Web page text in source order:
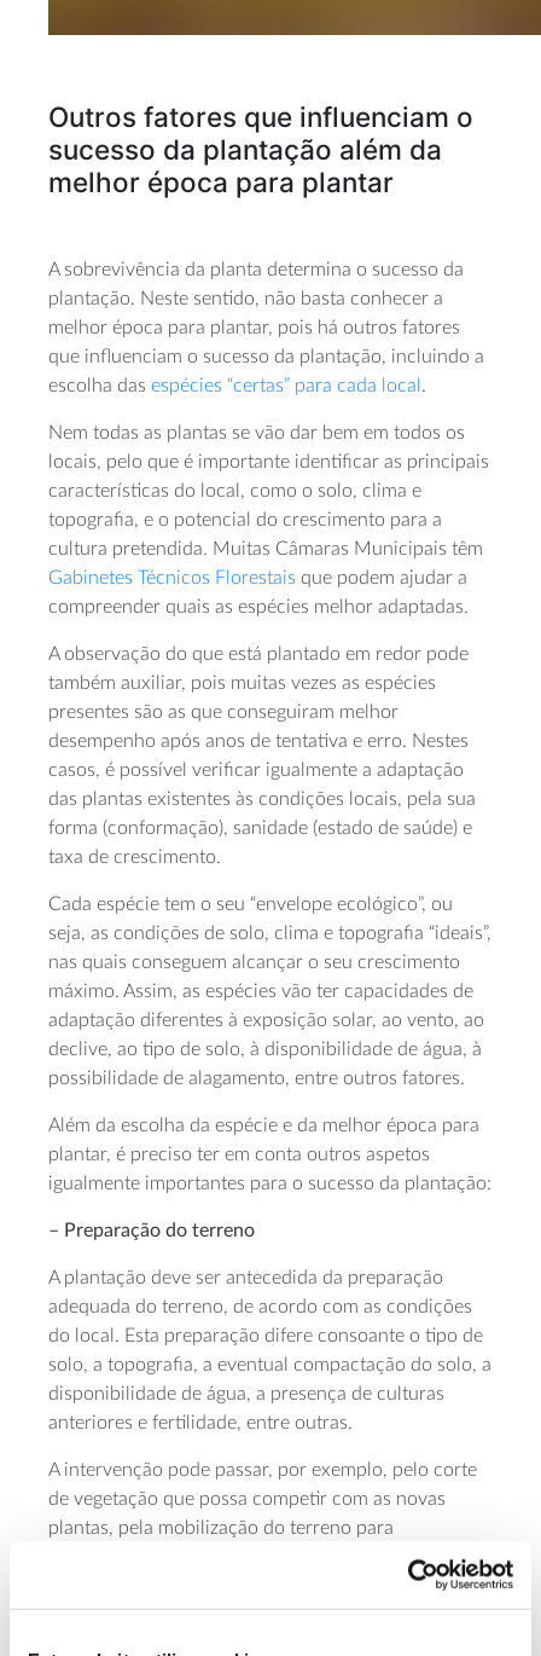
Outros fatores que influenciam o
sucesso da plantação além da
melhor época para plantar
A sobrevivência da planta determina o sucesso da
plantação. Neste sentido, não basta conhecer a
melhor época para plantar, pois há outros fatores
que influenciam o sucesso da plantação, incluindo a
escolha das espécies “certas” para cada local.
Nem todas as plantas se vão dar bem em todos os
locais, pelo que é importante identificar as principais
características do local, como o solo, clima e
topografia, e o potencial do crescimento para a
cultura pretendida. Muitas Câmaras Municipais têm
Gabinetes Técnicos Florestais que podem ajudar a
compreender quais as espécies melhor adaptadas.
A observação do que está plantado em redor pode
também auxiliar, pois muitas vezes as espécies
presentes são as que conseguiram melhor
desempenho após anos de tentativa e erro. Nestes
casos, é possível verificar igualmente a adaptação
das plantas existentes às condições locais, pela sua
forma (conformação), sanidade (estado de saúde) e
taxa de crescimento.
Cada espécie tem o seu “envelope ecológico”, ou
seja, as condições de solo, clima e topografia “ideais”,
nas quais conseguem alcançar o seu crescimento
máximo. Assim, as espécies vão ter capacidades de
adaptação diferentes à exposição solar, ao vento, ao
declive, ao tipo de solo, à disponibilidade de água, à
possibilidade de alagamento, entre outros fatores.
Além da escolha da espécie e da melhor época para
plantar, é preciso ter em conta outros aspetos
igualmente importantes para o sucesso da plantação:
– Preparação do terreno
A plantação deve ser antecedida da preparação
adequada do terreno, de acordo com as condições
do local. Esta preparação difere consoante o tipo de
solo, a topografia, a eventual compactação do solo, a
disponibilidade de água, a presença de culturas
anteriores e fertilidade, entre outras.
A intervenção pode passar, por exemplo, pelo corte
de vegetação que possa competir com as novas
plantas, pela mobilização do terreno para
permeabilidade, arejamento e o crescimento das
raízes, e pela abertura de covas para as plantas.